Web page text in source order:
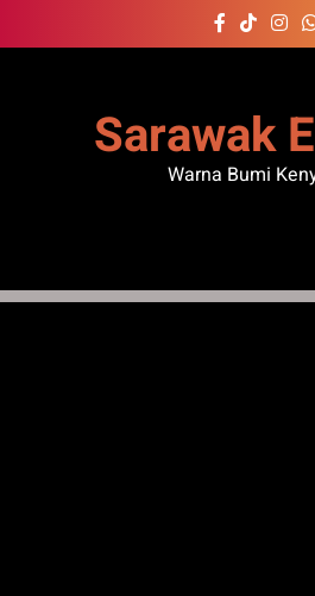
to
Sarawak
Warna Bumi